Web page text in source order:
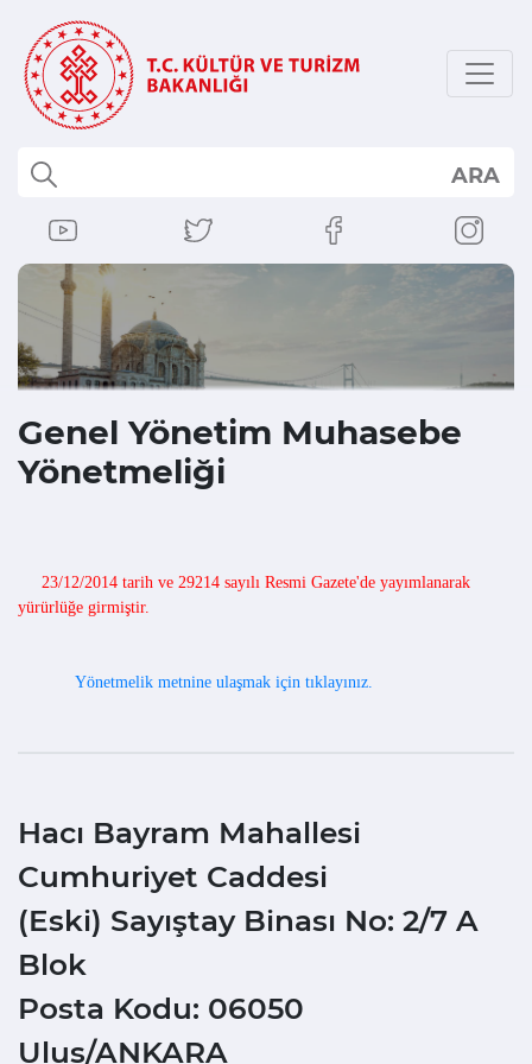
ARA
Genel Yönetim Muhasebe
Yönetmeliği
23/12/2014 tarih ve 29214 sayılı Resmi Gazete'de yayımlanarak
yürürlüğe girmiştir.
Yönetmelik metnine ulaşmak için tıklayınız.
Hacı Bayram Mahallesi
Cumhuriyet Caddesi
(Eski) Sayıştay Binası No: 2/7 A
Blok
Posta Kodu: 06050
Ulus/ANKARA